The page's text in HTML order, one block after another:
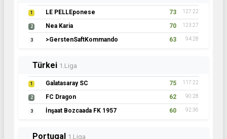
1 LE PELLEponese 73 127:22
2 Nea Karia 70 123:27
3 >GerstenSaftKommando 63 94:28
Türkei 1.Liga
1 Galatasaray SC 75 117:22
2 FC Dragon 62 90:28
3 İnşaat Bozcaada FK 1957 60 92:36
Portugal 1.Liga